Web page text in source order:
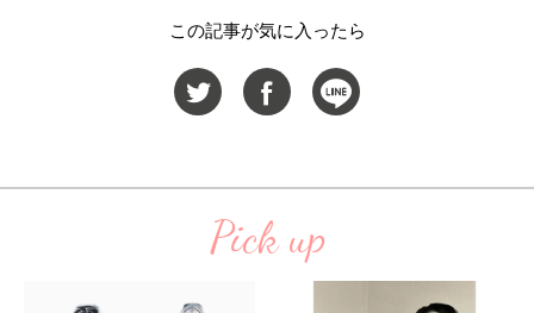
この記事が気に入ったら
Pick up